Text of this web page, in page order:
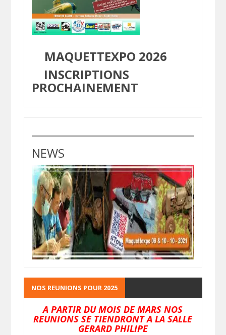
MAQUETTEXPO 2026
INSCRIPTIONS
PROCHAINEMENT
NEWS
NOS REUNIONS POUR 2025
A PARTIR DU MOIS DE MARS NOS
REUNIONS SE TIENDRONT A LA SALLE
GERARD PHILIPE